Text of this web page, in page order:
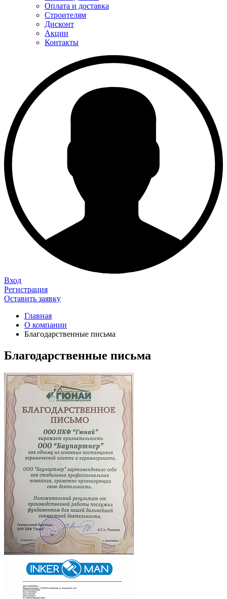
Оплата и доставка
Строителям
Дисконт
Акции
Контакты
Вход
Регистрация
Оставить заявку
Главная
О компании
Благодарственные письма
Благодарственные письма